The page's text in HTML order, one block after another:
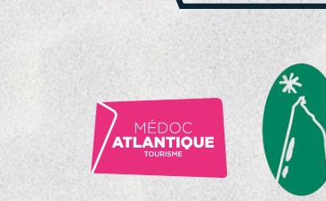
NOS
PARTENAIRES